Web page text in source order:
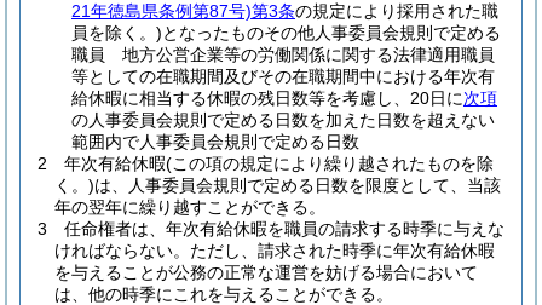
21年徳島県条例第87号)第3条の規定により採用された職
員を除く。)となったものその他人事委員会規則で定める
職員 地方公営企業等の労働関係に関する法律適用職員
等としての在職期間及びその在職期間中における年次有
給休暇に相当する休暇の残日数等を考慮し、20日に次項
の人事委員会規則で定める日数を加えた日数を超えない
範囲内で人事委員会規則で定める日数
2
年次有給休暇(この項の規定により繰り越されたものを除
く。)は、人事委員会規則で定める日数を限度として、当該
年の翌年に繰り越すことができる。
3
任命権者は、年次有給休暇を職員の請求する時季に与えな
ければならない。 ただし、請求された時季に年次有給休暇
を与えることが公務の正常な運営を妨げる場合において
は、他の時季にこれを与えることができる。